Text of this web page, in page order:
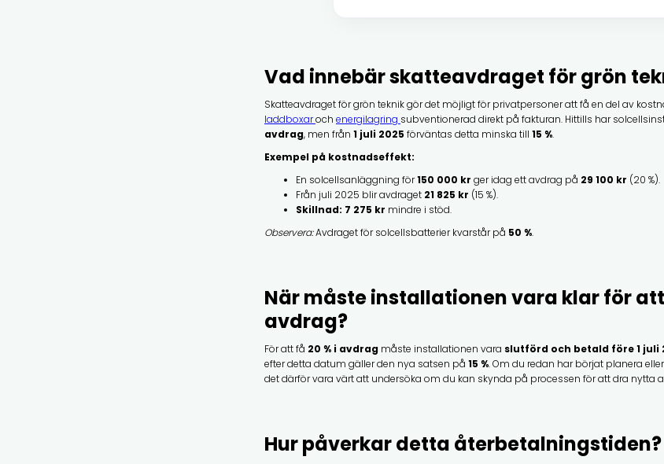
Vad innebär skatteavdraget för grön
Skatteavdraget för grön teknik gör det möjligt för privatpersoner att få en del av
laddboxaroch energilagring subventionerad direkt på fakturan. Hittills har
avdrag, men från 1 juli 2025 förväntas detta minska till 15 %.
Exempel på kostnadseffekt:
En solcellsanläggning för150 000 kr ger idag ett avdrag på 29 100 kr (20 %).
Från juli 2025 blir avdraget 21 825 kr (15 %).
Skillnad: 7 275 kr mindre i stöd.
Observera:Avdraget för solcellsbatterier kvarstår på 50 %.
När måste installationen vara klar för
avdrag?
För att få 20 % i avdrag måste installationen vara slutförd och betald före 1 juli
efter detta datum gäller den nya satsen på 15 %. Om du redan har börjat planera
det därför vara värt att undersöka om du kan skynda på processen för att dra nytta
Hur påverkar detta återbetalningstiden?